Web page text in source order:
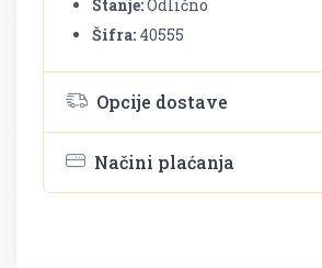
Stanje:Odlično
Šifra: 40555
Opcije dostave
Načini plaćanja